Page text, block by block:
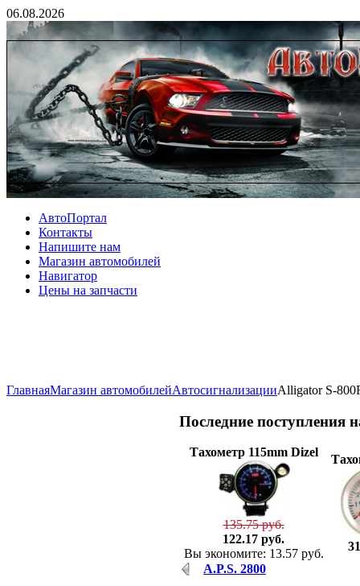
06.08.2026
АвтоПортал
Контакты
Напишите нам
Магазин автомобилей
Навигатор
Цены на запчасти
ГлавнаяМагазин автомобилейАвтосигнализацииAlligator S-
Последние поступления
Тахометр 115mm Dizel
135.75 руб.
122.17 руб.
Вы экономите: 13.57 руб.
A.P.S. 2800